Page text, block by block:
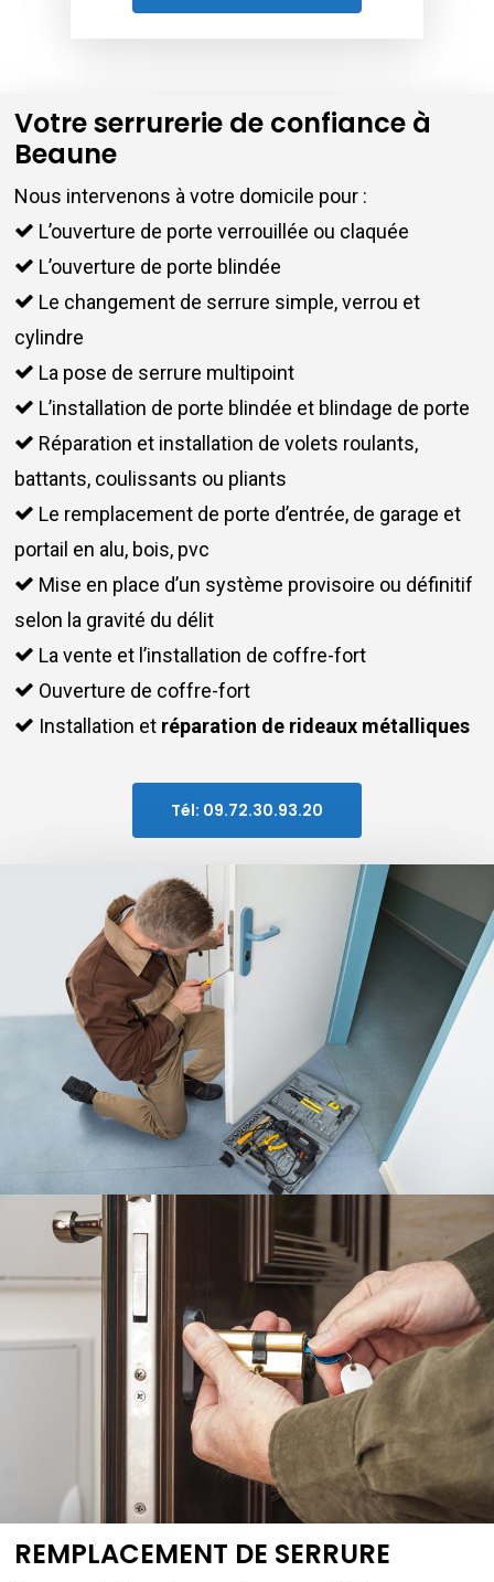
Votre serrurerie de confiance à
Beaune
Nous intervenons à votre domicile pour :
L’ouverture de porte verrouillée ou claquée
L’ouverture de porte blindée
Le changement de serrure simple, verrou et
cylindre
La pose de serrure multipoint
L’installation de porte blindée et blindage de porte
Réparation et installation de volets roulants,
battants, coulissants ou pliants
Le remplacement de porte d’entrée, de garage et
portail en alu, bois, pvc
Mise en place d’un système provisoire ou définitif
selon la gravité du délit
La vente et l’installation de coffre-fort
Ouverture de coffre-fort
Installation et réparation de rideaux métalliques
Tél: 09.72.30.93.20
REMPLACEMENT DE SERRURE